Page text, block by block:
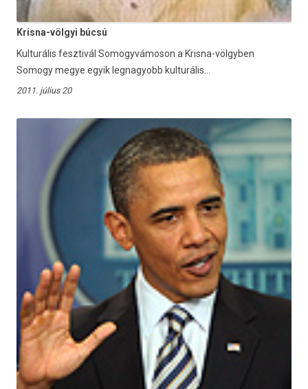
Krisna-völgyi búcsú
Kulturális fesztivál Somogyvámoson a Krisna-völgyben
Somogy megye egyik legnagyobb kulturális...
2011. július 20